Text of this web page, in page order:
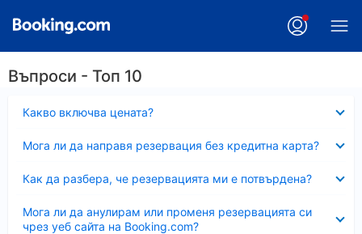
Въпроси - Топ 10
Какво включва цената?
Мога ли да направя резервация без кредитна карта?
Как да разбера, че резервацията ми е потвърдена?
Мога ли да анулирам или променя резервацията си
чрез уеб сайта на Booking.com?